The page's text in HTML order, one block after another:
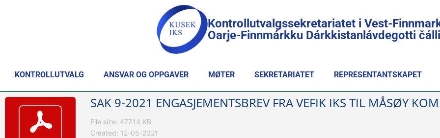
Kontrollutvalgssekretariatet i Vest-
Oarje-Finnmárkku Dárkkistanlávdegotti
KONTROLLUTVALG ANSVAR OG OPPGAVER MØTER SEKRETARIATET REPRESENTANTSKAPET
SAK 9-2021 ENGASJEMENTSBREV FRA VEFIK IKS TIL MÅSØY
File size: 477.14 KB
Created: 12-05-2021